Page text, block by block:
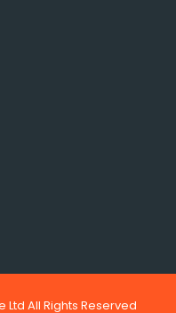
All Rights Reserved